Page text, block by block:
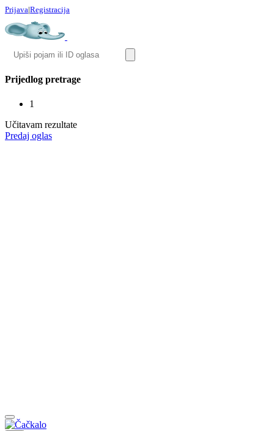
Prijava|Registracija
Prijedlog pretrage
1
Učitavam rezultate
Predaj oglas